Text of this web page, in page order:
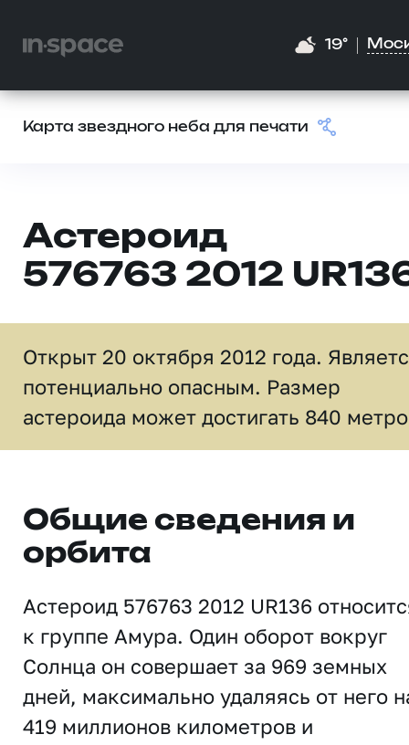
19°
Карта звездного неба для печати
Астероид
576763 2012
Открыт 20 октября 2012 года.
потенциально опасным. Размер
астероида может достигать 840
Общие сведения и
орбита
Астероид 576763 2012 UR136
к группе Амура. Один оборот вокруг
Солнца он совершает за 969 земных
дней, максимально удаляясь от него
419 миллионов километров и